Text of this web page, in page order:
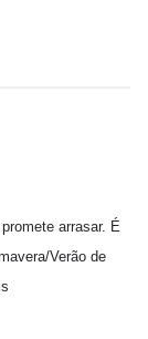
arrasar. É
Verão de